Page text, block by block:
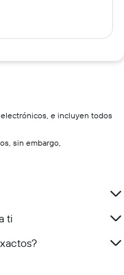
e incluyen todos
sin embargo,
ti